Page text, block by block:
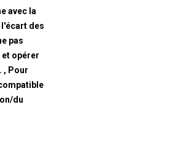
avec la
l'écart des
pas
opérer
, Pour
du